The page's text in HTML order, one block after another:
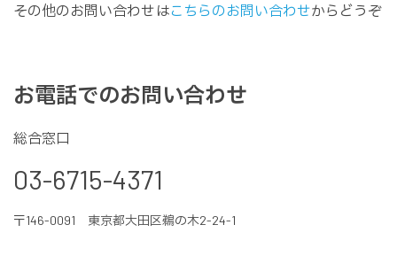
その他のお問い合わせはこちらのお問い合わせからどうぞ
お電話でのお問い合わせ
総合窓口
03-6715-4371
〒146-0091 東京都大田区鵜の木2-24-1